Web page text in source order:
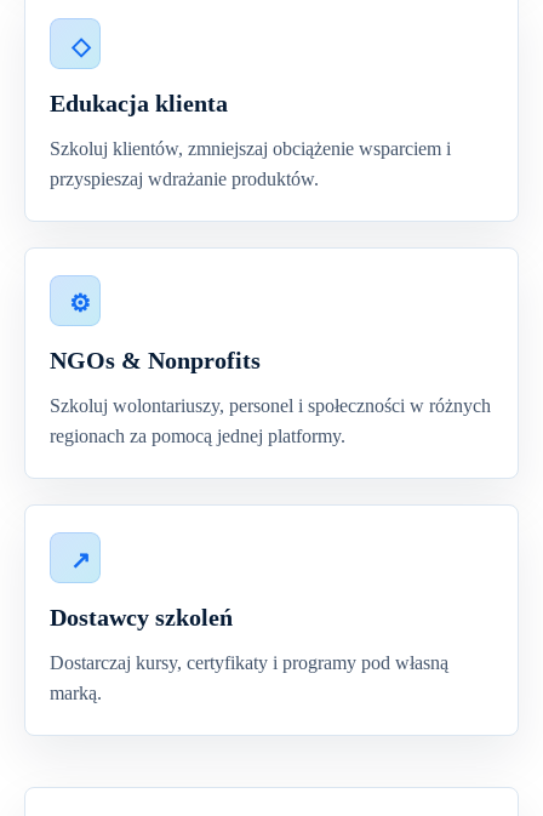
Edukacja klienta
Szkoluj klientów, zmniejszaj obciążenie wsparciem i
przyspieszaj wdrażanie produktów.
NGOs & Nonprofits
Szkoluj wolontariuszy, personel i społeczności w różnych
regionach za pomocą jednej platformy.
Dostawcy szkoleń
Dostarczaj kursy, certyfikaty i programy pod własną
marką.